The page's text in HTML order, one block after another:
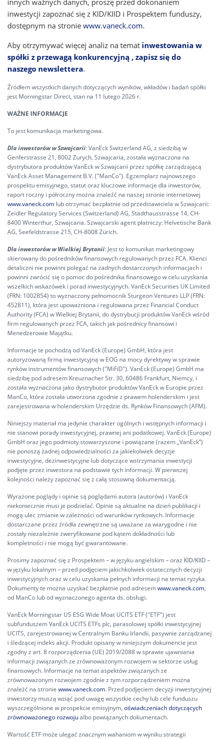
innych ważnych danych, proszę przed dokonaniem
inwestycji zapoznać się z KID/KIID i Prospektem funduszy,
dostępnym na stronie www.vaneck.com.
Aby otrzymywać więcej analiz na temat inwestowania w
spółki z przewagą konkurencyjną , zapisz się do
naszego newslettera.
Źródłem wszystkich danych dotyczących wyników, wkładów i badań spółki
jest Morningstar Direct, stan na 11 lutego 2026 r.
WAŻNE INFORMACJE
To jest komunikacja marketingowa.
Dla inwestorów w Szwajcarii: VanEck Switzerland AG, z siedzibą w
Genferstrasse 21, 8002 Zurych, Szwajcaria, została wyznaczona na
dystrybutora produktów VanEck w Szwajcarii przez spółkę zarządzającą
VanEck Asset Management B.V. ("ManCo"). Egzemplarz najnowszego
prospektu emisyjnego, statut oraz kluczowe informacje dla inwestorów,
raport roczny i półroczny można znaleźć na naszej stronie internetowej
www.vaneck.com lub otrzymać bezpłatnie od przedstawiciela w Szwajcarii:
Zeidler Regulatory Services (Switzerland) AG, Stadthausstrasse 14, CH-
8400 Winterthur, Szwajcaria. Szwajcarski agent płatniczy: Helvetische Bank
AG, Seefeldstrasse 215, CH-8008 Zürich.
Dla inwestorów w Wielkiej Brytanii: Jest to komunikat marketingowy
skierowany do pośredników finansowych regulowanych przez FCA. Klienci
detaliczni nie powinni polegać na żadnych dostarczonych informacjach i
powinni zwrócić się o pomoc do pośrednika finansowego w celu uzyskania
wszelkich wskazówek i porad inwestycyjnych. VanEck Securities UK Limited
(FRN: 1002854) to wyznaczony pełnomocnik Sturgeon Ventures LLP (FRN:
452811), która jest upoważniona i regulowana przez Financial Conduct
Authority (FCA) w Wielkiej Brytanii, do dystrybucji produktów VanEck wśród
firm regulowanych przez FCA, takich jak pośrednicy finansowi i
Menedżerowie Majątku.
Informacje te pochodzą od VanEck (Europe) GmbH, która jest
autoryzowaną firmą inwestycyjną w EOG na mocy dyrektywy w sprawie
rynków instrumentów finansowych ("MiFiD"). VanEck (Europe) GmbH ma
siedzibę pod adresem Kreuznacher Str. 30, 60486 Frankfurt, Niemcy, i
została wyznaczona jako dystrybutor produktów VanEck w Europie przez
ManCo, która została utworzona zgodnie z prawem holenderskim i jest
zarejestrowana w holenderskim Urzędzie ds. Rynków Finansowych (AFM).
Niniejszy materiał ma jedynie charakter ogólnych i wstępnych informacji i
nie stanowi porady inwestycyjnej, prawnej ani podatkowej. VanEck (Europe)
GmbH oraz jego podmioty stowarzyszone i powiązane (razem „VanEck”)
nie ponoszą żadnej odpowiedzialności za jakiekolwiek decyzje
inwestycyjne, dezinwestycyjne lub dotyczące wstrzymania inwestycji
podjęte przez inwestora na podstawie tych informacji. W pierwszej
kolejności należy zapoznać się z całą stosowną dokumentacją.
Wyrażone poglądy i opinie są poglądami autora (autorów) i VanEck
niekoniecznie musi je podzielać. Opinie są aktualne na dzień publikacji i
mogą ulec zmianie w zależności od warunków rynkowych. Informacje
dostarczane przez źródła zewnętrzne są uważane za wiarygodne i nie
zostały niezależnie zweryfikowane pod kątem dokładności lub
kompletności i nie mogą być gwarantowane.
Prosimy zapoznać się z Prospektem – w języku angielskim – oraz KID/KIID –
w języku lokalnym – przed podjęciem jakichkolwiek ostatecznych decyzji
inwestycyjnych oraz w celu uzyskania pełnych informacji na temat ryzyka.
Dokumenty te można uzyskać bezpłatnie pod adresemwww.vaneck.com,
od ManCo lub od wyznaczonego agenta ds. obsługi.
VanEck Morningstar US ESG Wide Moat UCITS ETF ("ETF") jest
subfunduszem VanEck UCITS ETFs plc, parasolowej spółki inwestycyjnej
UCITS, zarejestrowanej w Centralnym Banku Irlandii, pasywnie zarządzanej
i śledzącej indeks akcji. Produkt opisany w niniejszym dokumencie jest
zgodny z art. 8 rozporządzenia (UE) 2019/2088 w sprawie ujawniania
informacji związanych ze zrównoważonym rozwojem w sektorze usług
finansowych. Informacje na temat aspektów związanych ze
zrównoważonym rozwojem zgodnie z tym rozporządzeniem można
znaleźć na stronie www.vaneck.com. Przed podjęciem decyzji inwestycyjnej
inwestorzy muszą wziąć pod uwagę wszystkie cechy lub cele funduszu
wyszczególnione w prospekcie emisyjnym, oświadczeniach dotyczących
zrównoważonego rozwojualbo powiązanych dokumentach.
Wartość ETF może ulegać znacznym wahaniom w wyniku strategii